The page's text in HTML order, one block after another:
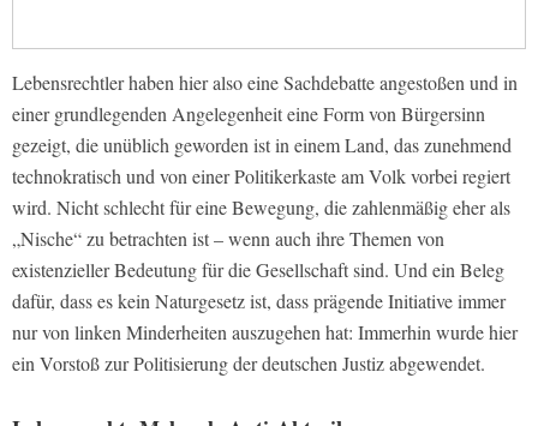
Lebensrechtler haben hier also eine Sachdebatte angestoßen und in
einer grundlegenden Angelegenheit eine Form von Bürgersinn
gezeigt, die unüblich geworden ist in einem Land, das zunehmend
technokratisch und von einer Politikerkaste am Volk vorbei regiert
wird. Nicht schlecht für eine Bewegung, die zahlenmäßig eher als
„Nische“ zu betrachten ist – wenn auch ihre Themen von
existenzieller Bedeutung für die Gesellschaft sind. Und ein Beleg
dafür, dass es kein Naturgesetz ist, dass prägende Initiative immer
nur von linken Minderheiten auszugehen hat: Immerhin wurde hier
ein Vorstoß zur Politisierung der deutschen Justiz abgewendet.